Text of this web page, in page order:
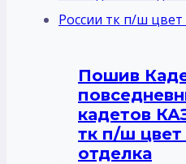
Пошив
кадетов
тк п/ш цвет
отделка